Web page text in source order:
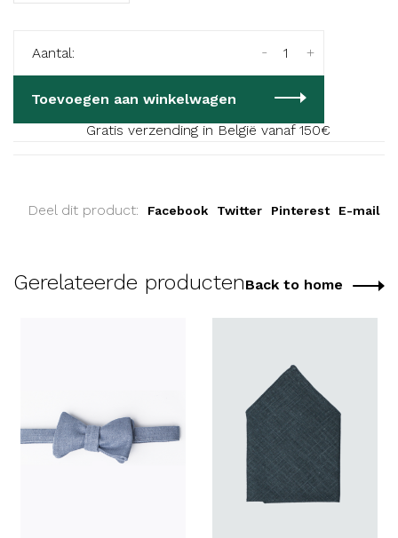
Aantal: +
-
Toevoegen aan winkelwagen
Gratis verzending in België vanaf 150€
Deel dit product: Facebook Twitter Pinterest E-mail
Gerelateerde productenBack to home